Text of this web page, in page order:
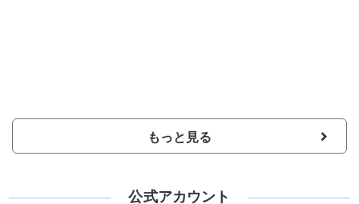
もっと見る
公式アカウント